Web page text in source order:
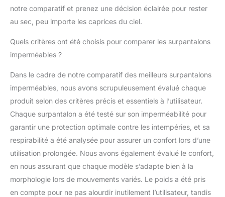
notre comparatif et prenez une décision éclairée pour rester
au sec, peu importe les caprices du ciel.
Quels critères ont été choisis pour comparer les surpantalons
imperméables ?
Dans le cadre de notre comparatif des meilleurs surpantalons
imperméables, nous avons scrupuleusement évalué chaque
produit selon des critères précis et essentiels à l’utilisateur.
Chaque surpantalon a été testé sur son imperméabilité pour
garantir une protection optimale contre les intempéries, et sa
respirabilité a été analysée pour assurer un confort lors d’une
utilisation prolongée. Nous avons également évalué le confort,
en nous assurant que chaque modèle s’adapte bien à la
morphologie lors de mouvements variés. Le poids a été pris
en compte pour ne pas alourdir inutilement l’utilisateur, tandis